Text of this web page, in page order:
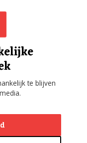
te blijven